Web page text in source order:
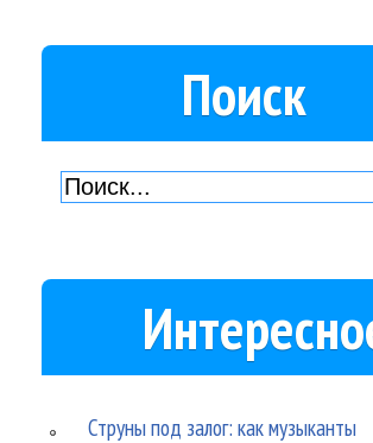
Поиск
Струны под залог: как музыканты